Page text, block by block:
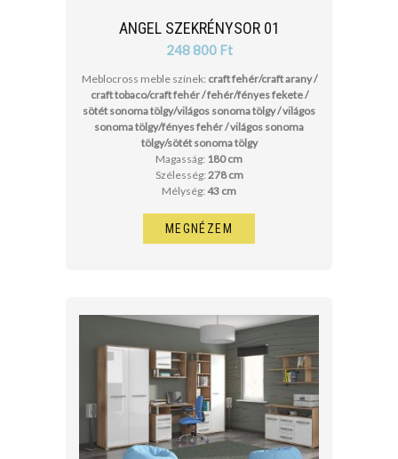
ANGEL SZEKRÉNYSOR 01
248 800 Ft
Meblocross meble színek: craft fehér/craft arany /
craft tobaco/craft fehér / fehér/fényes fekete /
sötét sonoma tölgy/világos sonoma tölgy / világos
sonoma tölgy/fényes fehér / világos sonoma
tölgy/sötét sonoma tölgy
Magasság: 180 cm
Szélesség: 278 cm
Mélység: 43 cm
MEGNÉZEM